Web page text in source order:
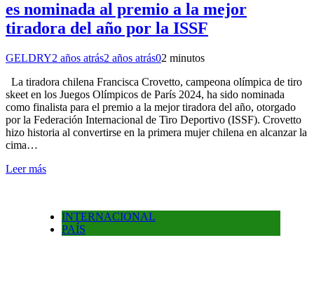
es nominada al premio a la mejor
tiradora del año por la ISSF
GELDRY2 años atrás2 años atrás02 minutos
La tiradora chilena Francisca Crovetto, campeona olímpica de tiro
skeet en los Juegos Olímpicos de París 2024, ha sido nominada
como finalista para el premio a la mejor tiradora del año, otorgado
por la Federación Internacional de Tiro Deportivo (ISSF). Crovetto
hizo historia al convertirse en la primera mujer chilena en alcanzar la
cima…
Leer más
INTERNACIONAL
PAÍS